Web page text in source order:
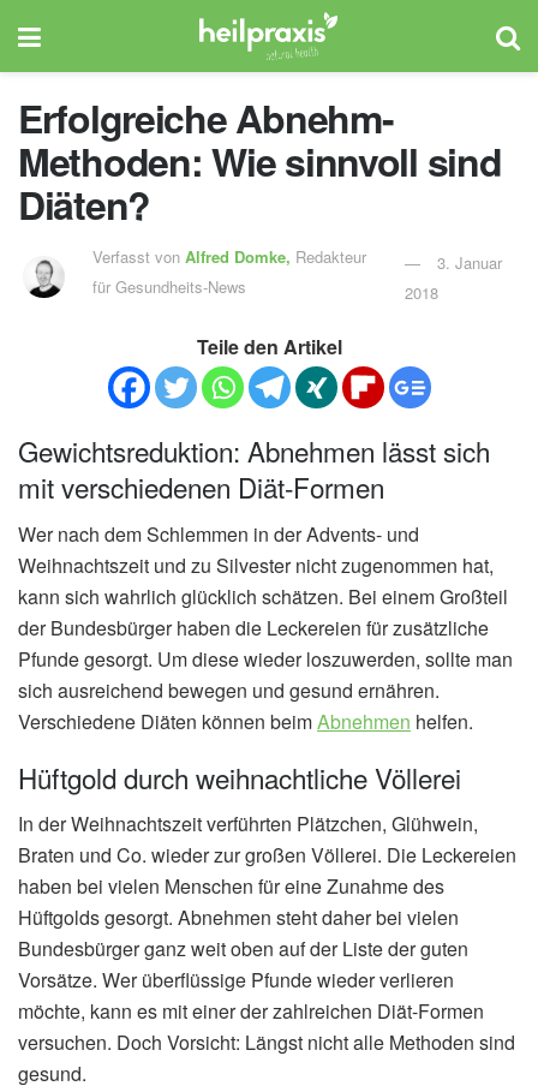
Erfolgreiche Abnehm-
Methoden: Wie sinnvoll sind
Diäten?
Verfasst von Alfred Domke, Redakteur
für Gesundheits-News
3. Januar
2018
Teile den Artikel
Gewichtsreduktion: Abnehmen lässt sich
mit verschiedenen Diät-Formen
Wer nach dem Schlemmen in der Advents- und
Weihnachtszeit und zu Silvester nicht zugenommen hat,
kann sich wahrlich glücklich schätzen. Bei einem Großteil
der Bundesbürger haben die Leckereien für zusätzliche
Pfunde gesorgt. Um diese wieder loszuwerden, sollte man
sich ausreichend bewegen und gesund ernähren.
Verschiedene Diäten können beimAbnehmen helfen.
Hüftgold durch weihnachtliche Völlerei
In der Weihnachtszeit verführten Plätzchen, Glühwein,
Braten und Co. wieder zur großen Völlerei. Die Leckereien
haben bei vielen Menschen für eine Zunahme des
Hüftgolds gesorgt. Abnehmen steht daher bei vielen
Bundesbürger ganz weit oben auf der Liste der guten
Vorsätze. Wer überflüssige Pfunde wieder verlieren
möchte, kann es mit einer der zahlreichen Diät-Formen
versuchen. Doch Vorsicht: Längst nicht alle Methoden sind
gesund.